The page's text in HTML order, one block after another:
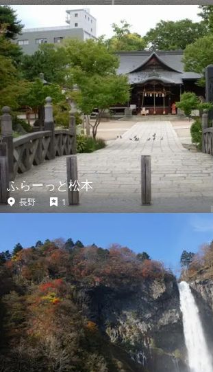
ふらーっと松本
長野 1